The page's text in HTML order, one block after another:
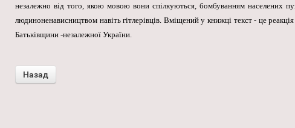
незалежно від того, якою мовою вони спілкуються, бомбуванням населених
людиноненависництвом навіть гітлерівців. Вміщений у книжці текст - це
Батьківщини -незалежної України.